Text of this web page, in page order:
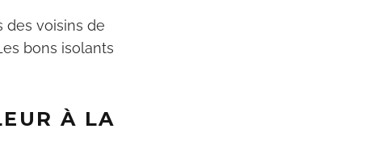
des voisins de
bons isolants
À LA